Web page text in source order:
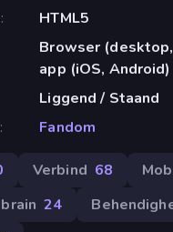
HTML5
Browser
app (iOS, Android)
Liggend / Staand
Fandom
Verbind 68
24